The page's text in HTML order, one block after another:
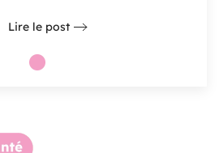
Lire le post